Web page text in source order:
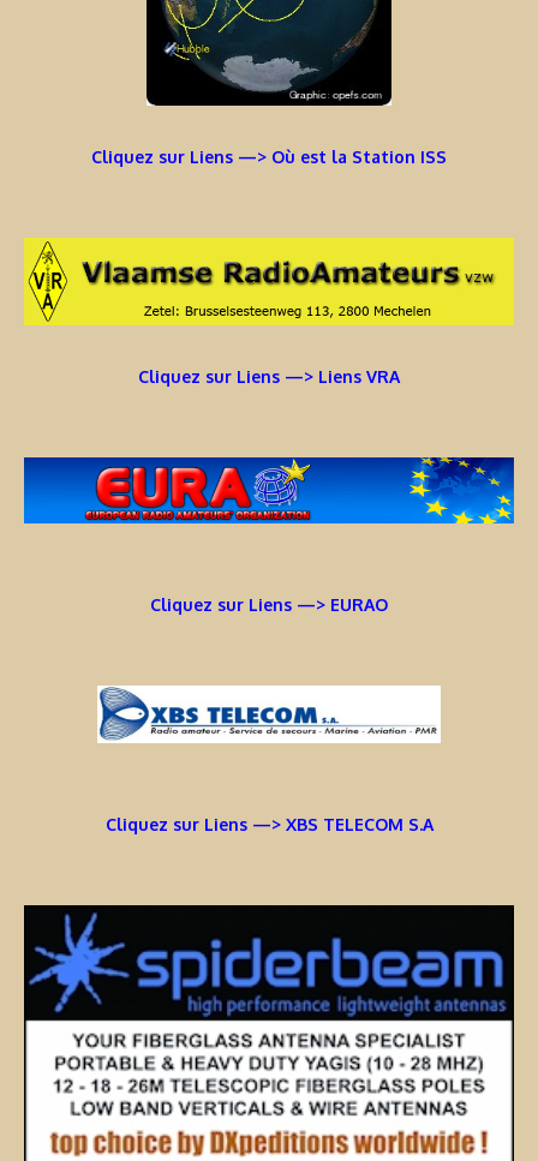
Cliquez sur Liens —> Où est la Station ISS
Cliquez sur Liens —> Liens VRA
Cliquez sur Liens —> EURAO
Cliquez sur Liens —> XBS TELECOM S.A